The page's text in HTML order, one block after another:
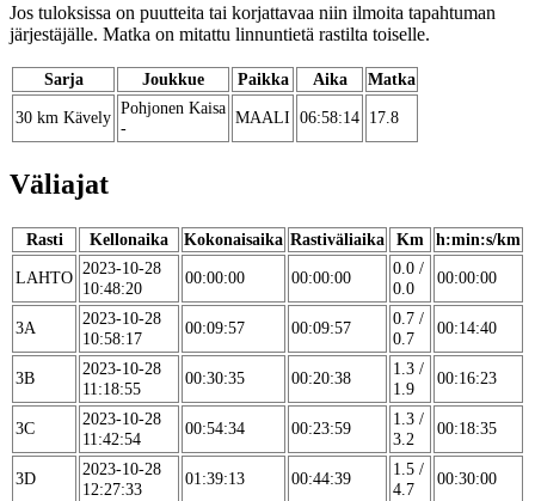
Jos tuloksissa on puutteita tai korjattavaa niin ilmoita tapahtuman
järjestäjälle. Matka on mitattu linnuntietä rastilta toiselle.
Sarja Joukkue Paikka Aika
Matka
30 km Kävely Pohjonen Kaisa
-
MAALI 06:58:14 17.8
Väliajat
Rasti Kellonaika Kokonaisaika Rastiväliaika Km
h:min:s/km
LAHTO 2023-10-28
10:48:20
00:00:00 00:00:00
0.0 /
0.0
00:00:00
3A
2023-10-28
10:58:17
00:09:57 00:09:57
0.7 /
0.7
00:14:40
3B
2023-10-28
11:18:55
00:30:35 00:20:38
1.3 /
1.9
00:16:23
3C
2023-10-28
11:42:54
00:54:34 00:23:59
1.3 /
3.2
00:18:35
3D
2023-10-28
12:27:33
01:39:13 00:44:39
1.5 /
4.7
00:30:00